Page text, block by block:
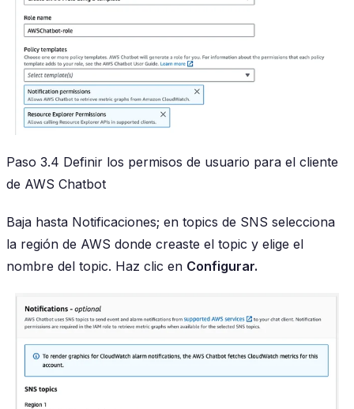
Paso 3.4 Definir los permisos de usuario para el cliente
de AWS Chatbot
Baja hasta Notificaciones; en topics de SNS selecciona
la región de AWS donde creaste el topic y elige el
nombre del topic. Haz clic en Configurar.